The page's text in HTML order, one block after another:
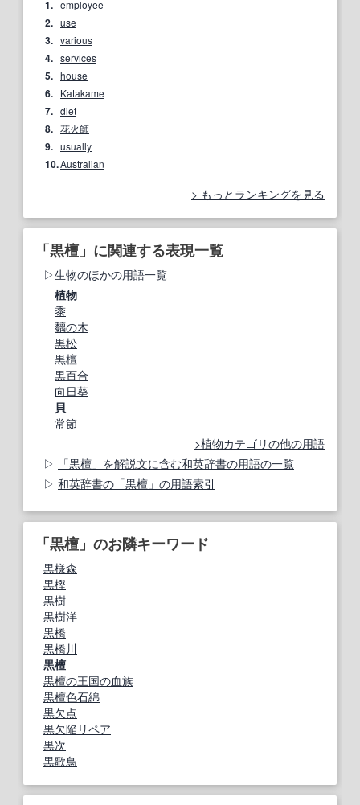
1. employee
2. use
3. various
4. services
5. house
6. Katakame
7. diet
8. 花火師
9. usually
10.Australian
もっとランキングを見る
「黒檀」に関連する表現一覧
生物のほかの用語一覧
植物
黍
黐の木
黒松
黒檀
黒百合
向日葵
貝
常節
植物カテゴリの他の用語
「黒檀」を解説文に含む和英辞書の用語の一覧
和英辞書の「黒檀」の用語索引
「黒檀」のお隣キーワード
黒様森
黒樫
黒樹
黒樹洋
黒橋
黒橋川
黒檀
黒檀の王国の血族
黒檀色石綿
黒欠点
黒欠陥リペア
黒次
黒歌鳥